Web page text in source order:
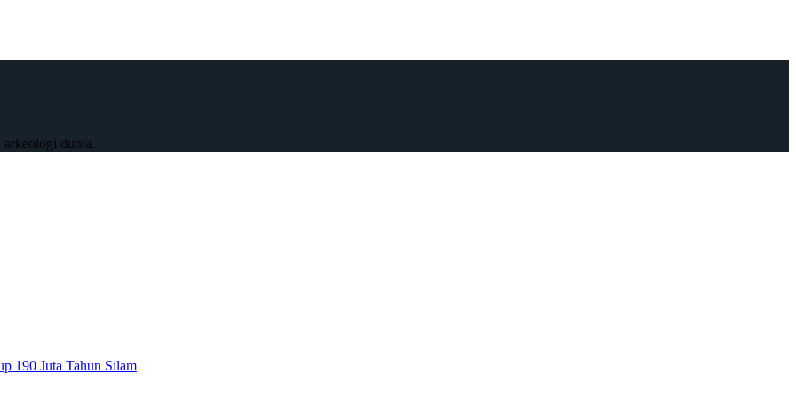
arkeologi dunia.
190 Juta Tahun Silam